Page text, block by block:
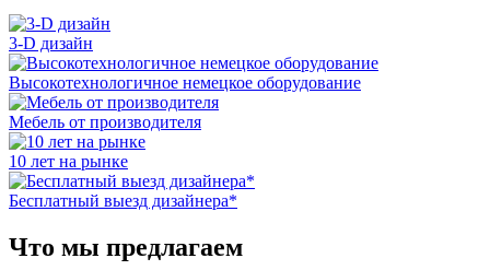
3-D дизайн
Высокотехнологичное немецкое оборудование
Мебель от производителя
10 лет на рынке
Бесплатный выезд дизайнера*
Что мы предлагаем